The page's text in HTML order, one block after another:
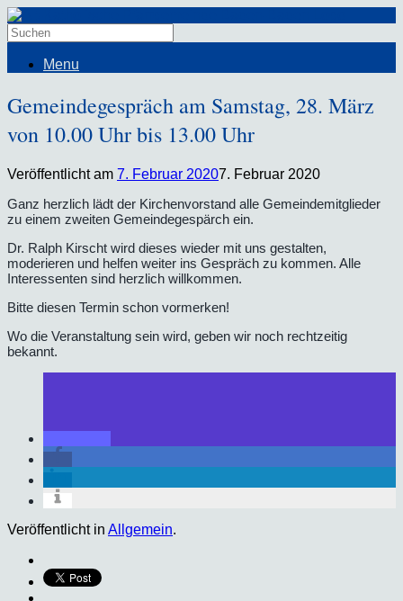
Menu
Gemeindegespräch am Samstag, 28. März
von 10.00 Uhr bis 13.00 Uhr
Veröffentlicht am 7. Februar 20207. Februar 2020
Ganz herzlich lädt der Kirchenvorstand alle Gemeindemitglieder
zu einem zweiten Gemeindegespärch ein.
Dr. Ralph Kirscht wird dieses wieder mit uns gestalten,
moderieren und helfen weiter ins Gespräch zu kommen. Alle
Interessenten sind herzlich willkommen.
Bitte diesen Termin schon vormerken!
Wo die Veranstaltung sein wird, geben wir noch rechtzeitig
bekannt.
Veröffentlicht in Allgemein.